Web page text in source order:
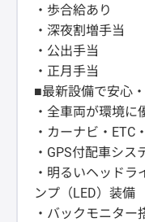
・歩合給あり
・深夜割増手当
・公出手当
・正月手当
■最新設備で安心
・全車両が環境
・カーナビ・ETC
・GPS付配車シ
・明るいヘッド
ンプ（LED）装備
・バックモニタ